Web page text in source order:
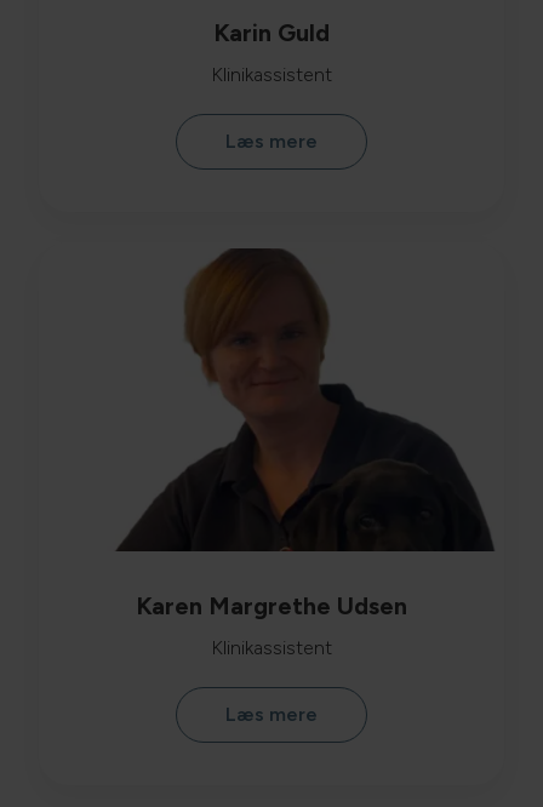
Karin Guld
Klinikassistent
Læs mere
Karen Margrethe Udsen
Klinikassistent
Læs mere